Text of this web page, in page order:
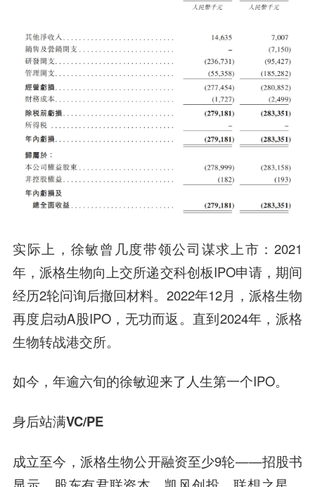
实际上，徐敏曾几度带领公司谋求上市：2021
年，派格生物向上交所递交科创板IPO申请，期间
经历2轮问询后撤回材料。2022年12月，派格生物
再度启动A股IPO，无功而返。直到2024年，派格
生物转战港交所。
如今，年逾六旬的徐敏迎来了人生第一个IPO。
身后站满VC/PE
成立至今，派格生物公开融资至少9轮——招股书